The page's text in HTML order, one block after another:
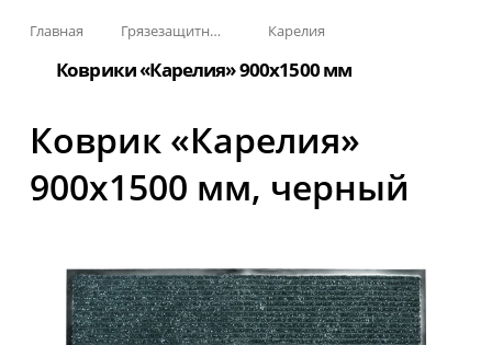
Главная Грязезащитные, влаговпитывающие покрытия Карелия
Коврики «Карелия» 900х1500 мм
Коврик «Карелия»
900x1500 мм, черный